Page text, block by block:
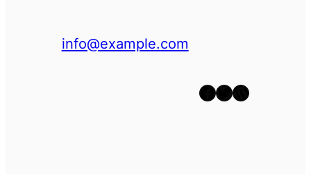
info@example.com
Facebook Twitter WordPress